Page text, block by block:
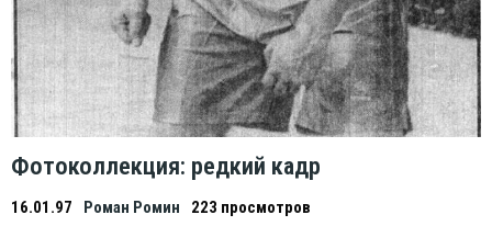
Фотоколлекция: редкий кадр
16.01.97 Роман Ромин
223 просмотров